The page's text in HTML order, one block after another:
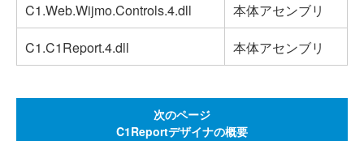
C1.Web.Wijmo.Controls.4.dll
本体アセンブリ
C1.C1Report.4.dll
本体アセンブリ
次のページ
C1Reportデザイナの概要